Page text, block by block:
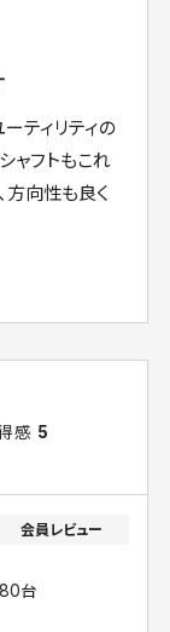
ティリティの
ャフトもこれ
方向性も良く
感 5
80台